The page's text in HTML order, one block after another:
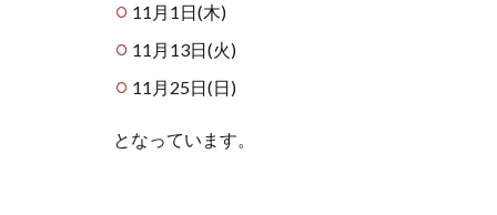
11月1日(木)
11月13日(火)
11月25日(日)
となっています。